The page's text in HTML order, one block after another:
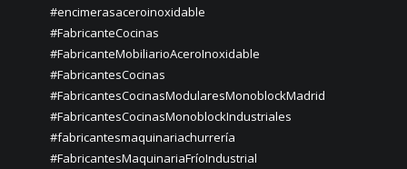
#encimerasaceroinoxidable
#FabricanteCocinas
#FabricanteMobiliarioAceroInoxidable
#FabricantesCocinas
#FabricantesCocinasModularesMonoblockMadrid
#FabricantesCocinasMonoblockIndustriales
#fabricantesmaquinariachurrería
#FabricantesMaquinariaFríoIndustrial